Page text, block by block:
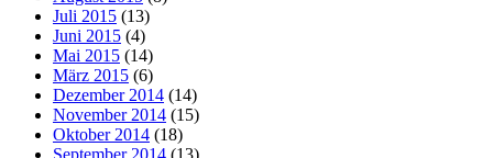
Juli 2015 (13)
Juni 2015 (4)
Mai 2015 (14)
März 2015 (6)
Dezember 2014 (14)
November 2014 (15)
Oktober 2014 (18)
September 2014 (13)